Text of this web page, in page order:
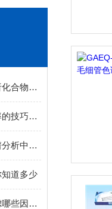
气相色谱柱：分离和分析化合物的核心技术
提升气相色谱柱分离效率的技巧与方法
气相毛细管柱在气相色谱分析中的核心作用
道多少
气相色谱柱的选择应考虑哪些因素？